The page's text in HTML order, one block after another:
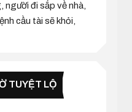
người đi sắp về nhà,
cầu tài sẽ khỏi,
TUYỆT LỘ